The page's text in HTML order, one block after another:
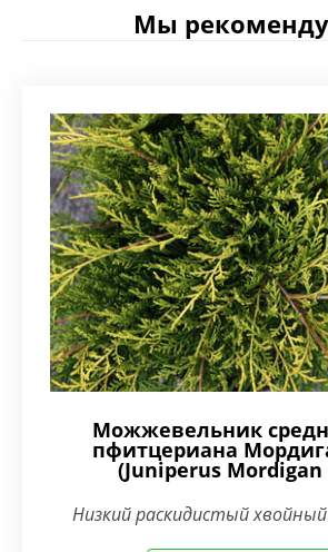
Мы
Можжевельник
пфитцериана
(Juniperus Mordigan
Низкий раскидистый